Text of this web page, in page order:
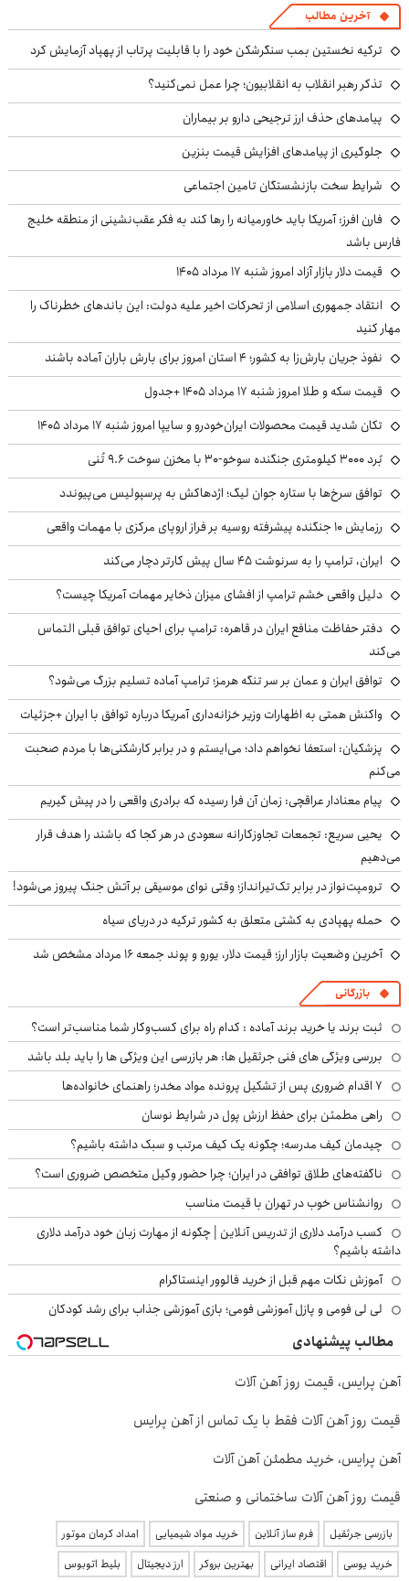
آخرین مطالب
ترکیه نخستین بمب سنگرشکن خود را با قابلیت پرتاب از پهپاد آزمایش کرد
تذکر رهبر انقلاب به انقلابیون؛ چرا عمل نمی‌کنید؟
پیامدهای حذف ارز ترجیحی دارو بر بیماران
جلوگیری از پیامدهای افزایش قیمت بنزین
شرایط سخت بازنشستگان تامین اجتماعی
فارن افرز: آمریکا باید خاورمیانه را رها کند به فکر عقب‌نشینی از منطقه خلیج
فارس باشد
قیمت دلار بازار آزاد امروز شنبه ۱۷ مرداد ۱۴۰۵
انتقاد جمهوری اسلامی از تحرکات اخیر علیه دولت: این باندهای خطرناک را
مهار کنید
نفوذ جریان بارش‌زا به کشور؛ ۴ استان امروز برای بارش باران آماده باشند
قیمت سکه و طلا امروز شنبه ۱۷ مرداد ۱۴۰۵ +جدول
تکان شدید قیمت محصولات ایران‌خودرو و سایپا امروز شنبه ۱۷ مرداد ۱۴۰۵
بُرد ۳۰۰۰ کیلومتری جنگنده سوخو-۳۰ با مخزن سوخت ۹.۶ تُنی
توافق سرخ‌ها با ستاره جوان لیگ؛ اژدهاکش به پرسپولیس می‌پیوندد
رزمایش ۱۰ جنگنده پیشرفته روسیه بر فراز اروپای مرکزی با مهمات واقعی
ایران، ترامپ را به سرنوشت ۴۵ سال پیش کارتر دچار می‌کند
دلیل واقعی خشم ترامپ از افشای میزان ذخایر مهمات آمریکا چیست؟
دفتر حفاظت منافع ایران در قاهره: ترامپ برای احیای توافق قبلی التماس
می‌کند
توافق ایران و عمان بر سر تنگه هرمز؛ ترامپ آماده تسلیم بزرگ می‌شود؟
واکنش همتی به اظهارات وزیر خزانه‌داری آمریکا درباره توافق با ایران +جزئیات
پزشکیان: استعفا نخواهم داد؛ می‌ایستم و در برابر کارشکنی‌ها با مردم صحبت
می‌کنم
پیام معنادار عراقچی: زمان آن فرا رسیده که برادری واقعی را در پیش گیریم
یحیی سریع: تجمعات تجاوزکارانه سعودی در هر کجا که باشند را هدف قرار
می‌دهیم
ترومپت‌نواز در برابر تک‌تیرانداز؛ وقتی نوای موسیقی بر آتش جنگ پیروز می‌شود!
حمله پهپادی به کشتی متعلق به کشور ترکیه در دریای سیاه
آخرین وضعیت بازار ارز؛ قیمت دلار، یورو و پوند جمعه ۱۶ مرداد مشخص شد
بازرگانی
ثبت برند یا خرید برند آماده : کدام راه برای کسب‌وکار شما مناسب‌تر است؟
بررسی ویژگی های فنی جرثقیل ها: هر بازرسی این ویژگی ها را باید بلد باشد
۷ اقدام ضروری پس از تشکیل پرونده مواد مخدر؛ راهنمای خانواده‌ها
راهی مطمئن برای حفظ ارزش پول در شرایط نوسان
چیدمان کیف مدرسه؛ چگونه یک کیف مرتب و سبک داشته باشیم؟
ناگفته‌های طلاق توافقی در ایران؛ چرا حضور وکیل متخصص ضروری است؟
روانشناس خوب در تهران با قیمت مناسب
کسب درآمد دلاری از تدریس آنلاین | چگونه از مهارت زبان خود درآمد دلاری
داشته باشیم؟
آموزش نکات مهم قبل از خرید فالوور اینستاگرام
لی لی فومی و پازل آموزشی فومی؛ بازی آموزشی جذاب برای رشد کودکان
مطالب پیشنهادی
آهن پرایس، قیمت روز آهن آلات
قیمت روز آهن آلات فقط با یک تماس از آهن پرایس
آهن پرایس، خرید مطمئن آهن آلات
قیمت روز آهن آلات ساختمانی و صنعتی
بازرسی جرثقیل فرم ساز آنلاین خرید مواد شیمیایی
امداد کرمان موتور
خرید یوسی
اقتصاد ایرانی بهترین بروکر ارز دیجیتال بلیط اتوبوس